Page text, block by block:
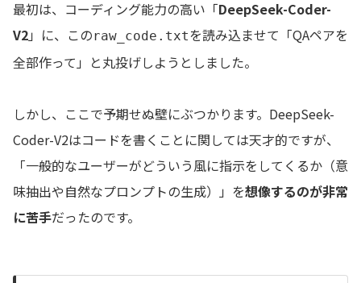
最初は、コーディング能力の高い「DeepSeek-Coder-
V2」に、このraw_code.txtを読み込ませて「QAペアを
全部作って」と丸投げしようとしました。
しかし、ここで予期せぬ壁にぶつかります。DeepSeek-
Coder-V2はコードを書くことに関しては天才的ですが、
「一般的なユーザーがどういう風に指示をしてくるか（意
味抽出や自然なプロンプトの生成）」を想像するのが非常
に苦手だったのです。